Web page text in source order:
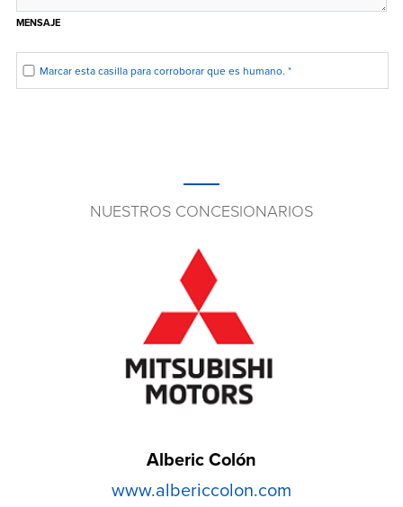
MENSAJE
Marcar esta casilla para corroborar que es humano. *
NUESTROS CONCESIONARIOS
Alberic Colón
www.albericcolon.com